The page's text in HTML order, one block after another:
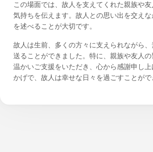
この場面では、故人を支えてくれた親族や
気持ちを伝えます。故人との思い出を交え
を述べることが大切です。
故人は生前、多くの方々に支えられながら
送ることができました。特に、親族や友人
温かいご支援をいただき、心から感謝申し
かげで、故人は幸せな日々を過ごすことがで